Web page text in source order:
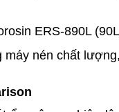
ERS-890L
máy nén chất